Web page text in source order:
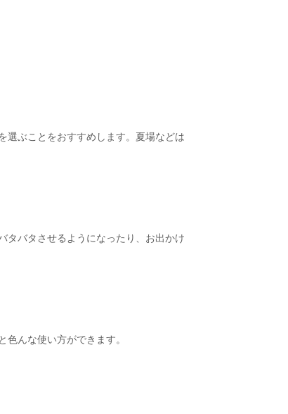
選ぶことをおすすめします。夏場などは
タバタさせるようになったり、お出かけ
んな使い方ができます。